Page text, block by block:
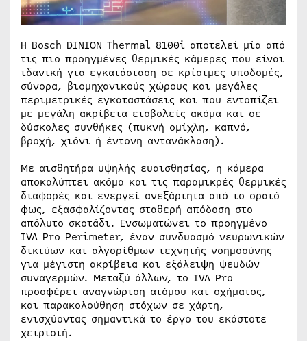
Η Bosch DINION Thermal 8100i αποτελεί μία από
τις πιο προηγμένες θερμικές κάμερες που είναι
ιδανική για εγκατάσταση σε κρίσιμες υποδομές,
σύνορα, βιομηχανικούς χώρους και μεγάλες
περιμετρικές εγκαταστάσεις και που εντοπίζει
με μεγάλη ακρίβεια εισβολείς ακόμα και σε
δύσκολες συνθήκες (πυκνή ομίχλη, καπνό,
βροχή, χιόνι ή έντονη αντανάκλαση).
Με αισθητήρα υψηλής ευαισθησίας, η κάμερα
αποκαλύπτει ακόμα και τις παραμικρές θερμικές
διαφορές και ενεργεί ανεξάρτητα από το ορατό
φως, εξασφαλίζοντας σταθερή απόδοση στο
απόλυτο σκοτάδι. Ενσωματώνει το προηγμένο
IVA Pro Perimeter, έναν συνδυασμό νευρωνικών
δικτύων και αλγορίθμων τεχνητής νοημοσύνης
για μέγιστη ακρίβεια και εξάλειψη ψευδών
συναγερμών. Μεταξύ άλλων, το IVA Pro
προσφέρει αναγνώριση ατόμου και οχήματος,
και παρακολούθηση στόχων σε χάρτη,
ενισχύοντας σημαντικά το έργο του εκάστοτε
χειριστή.